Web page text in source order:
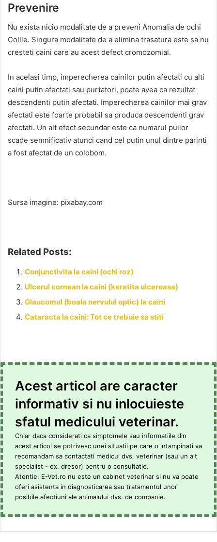
Prevenire
Nu exista nicio modalitate de a preveni Anomalia de ochi
Collie. Singura modalitate de a elimina trasatura este sa nu
cresteti caini care au acest defect cromozomial.
In acelasi timp, imperecherea cainilor putin afectati cu alti
caini putin afectati sau purtatori, poate avea ca rezultat
descendenti putin afectati. Imperecherea cainilor mai grav
afectati este foarte probabil sa produca descendenti grav
afectati. Un alt efect secundar este ca numarul puilor
scade semnificativ atunci cand cel putin unul dintre parinti
a fost afectat de un colobom.
Sursa imagine: pixabay.com
Related Posts:
Conjunctivita la caini (ochi roz)
Ulcerul cornean la caini (keratita ulceroasa)
Glaucomul (boala nervului optic) la caini
Cataracta la caini: Tot ce trebuie sa stiti
Acest articol are caracter
informativ si nu inlocuieste
sfatul medicului veterinar.
Chiar daca considerati ca simptomele sau informatiile din
acest articol se potrivesc unei situatii pe care o intampinati va
recomandam sa contactati medicul dvs. veterinar (sau un alt
specialist - ex. dresor) pentru o consultatie.
Atentie: E-Vet.ro nu este un cabinet veterinar si nu va poate
oferi asistenta in diagnosticarea sau tratamentul unor
posibile afectiuni ale animalului dvs. de companie.